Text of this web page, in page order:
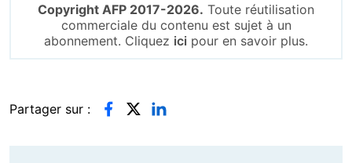
Copyright AFP 2017-2026. Toute réutilisation
commerciale du contenu est sujet à un
abonnement. Cliquez ici pour en savoir plus.
Partager sur :